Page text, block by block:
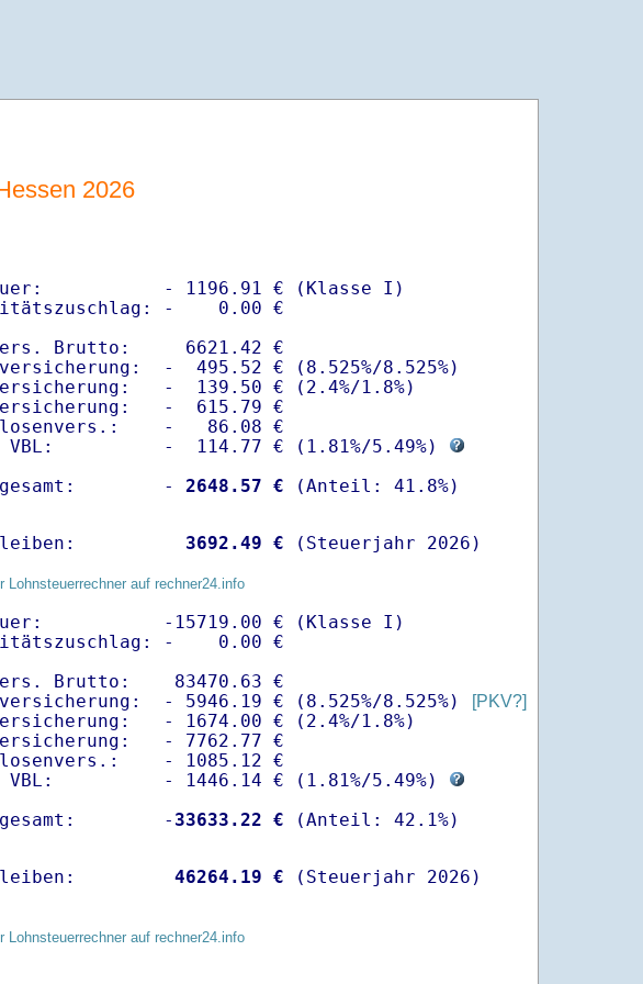
2026
- 1196.91 € (Klasse I)
-    0.00 €
Brutto:     6621.42 €
-  495.52 € (8.525%/8.525%)
-  139.50 € (2.4%/1.8%)
-  615.79 €
-   86.08 €
VBL:          -  114.77 € ( 1.81%/5.49%)
gesamt:        -
2648.57 €
bleiben: 3692.49 € (Steuerjahr 2026)
Lohnsteuerrechner auf rechner24.info
-15719.00 € (Klasse I)
-    0.00 €
Brutto:    83470.63 €
- 5946.19 € (8.525%/8.525%)
[PKV?]
- 1674.00 € (2.4%/1.8%)
- 7762.77 €
- 1085.12 €
VBL:          - 1446.14 € ( 1.81%/5.49%)
gesamt:        - 33633.22 €
bleiben: 46264.19 € (Steuerjahr 2026)
Lohnsteuerrechner auf rechner24.info